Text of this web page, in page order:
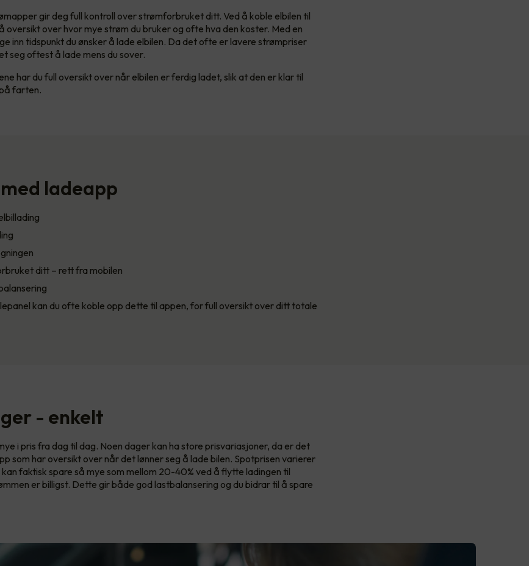
gir deg full kontroll over strømforbruket ditt. Ved å koble elbilen til
oversikt over hvor mye strøm du bruker og ofte hva den koster. Med en
inn tidspunkt du ønsker å lade elbilen. Da det ofte er lavere strømpriser
seg oftest å lade mens du sover.
har du full oversikt over når elbilen er ferdig ladet, slik at den er klar til
farten.
ladeapp
ditt – rett fra mobilen
kan du ofte koble opp dette til appen, for full oversikt over ditt totale
- enkelt
i pris fra dag til dag. Noen dager kan ha store prisvariasjoner, da er det
som har oversikt over når det lønner seg å lade bilen. Spotprisen varierer
faktisk spare så mye som mellom 20-40% ved å flytte ladingen til
er billigst. Dette gir både god lastbalansering og du bidrar til å spare